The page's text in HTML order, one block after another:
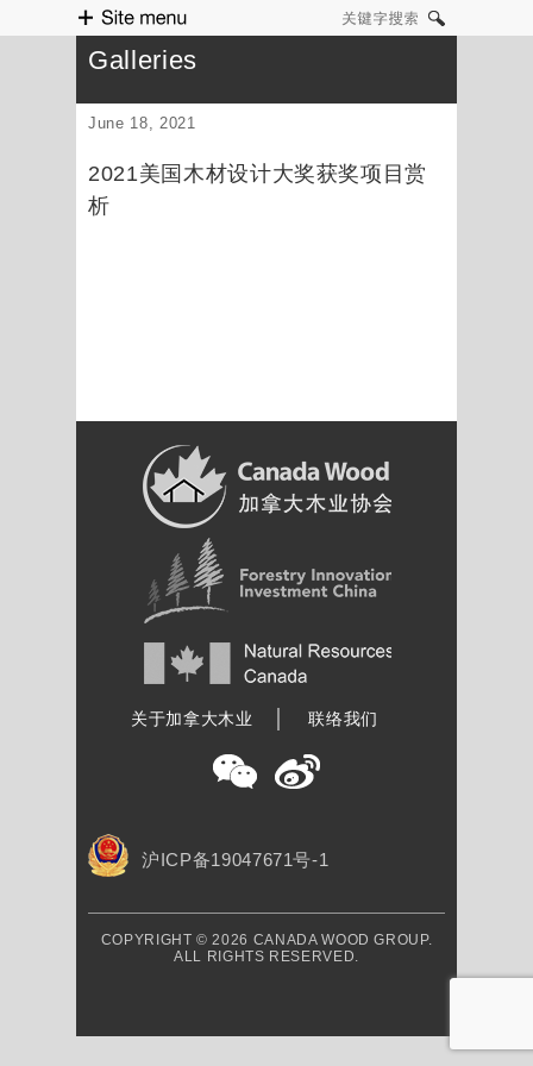
Galleries
June 18, 2021
2021美国木材设计大奖获奖项目赏
析
关于加拿大木业 联络我们
沪ICP备19047671号-1
COPYRIGHT © 2026 CANADA WOOD GROUP.
ALL RIGHTS RESERVED.